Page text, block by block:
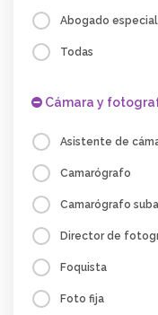
Abogado
Todas
Cámara y
Asistente de
Camarógrafo
Camarógrafo
Director de
Foquista
Foto fija